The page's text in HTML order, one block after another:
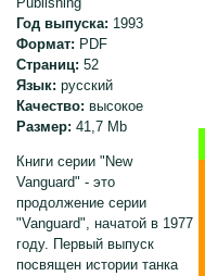
Год выпуска: 1993
Формат: PDF
Страниц: 52
Язык: русский
Качество: высокое
Размер: 41,7 Mb
Книги серии "New
Vanguard" - это
продолжение серии
"Vanguard", начатой в 1977
году. Первый выпуск
посвящен истории танка